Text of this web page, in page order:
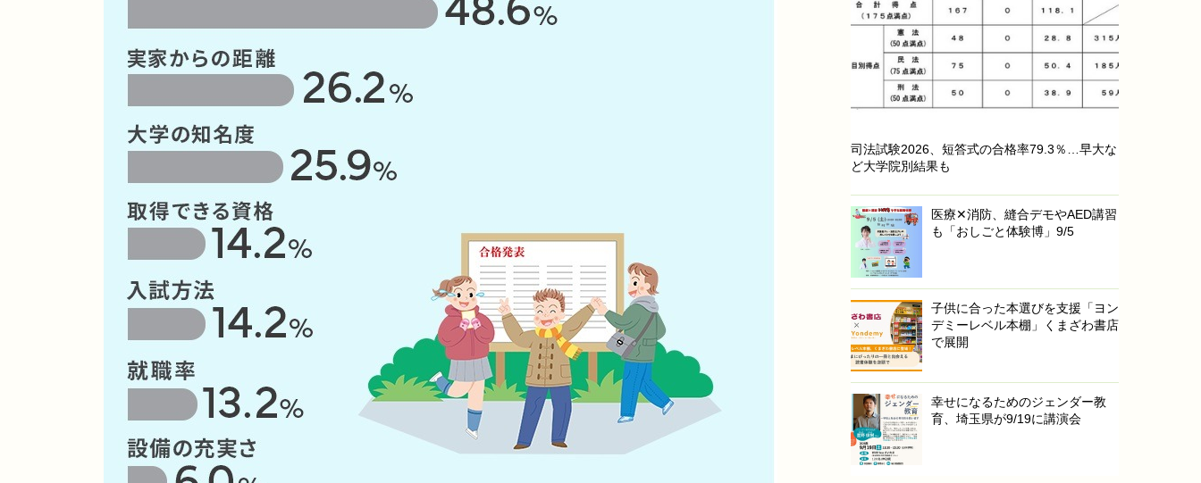
司法試験2026、短答式の合格率79.3％…早大な
ど大学院別結果も
医療✕消防、縫合デモやAED講習
も「おしごと体験博」9/5
子供に合った本選びを支援「ヨン
デミーレベル本棚」くまざわ書店
で展開
幸せになるためのジェンダー教
育、埼玉県が9/19に講演会